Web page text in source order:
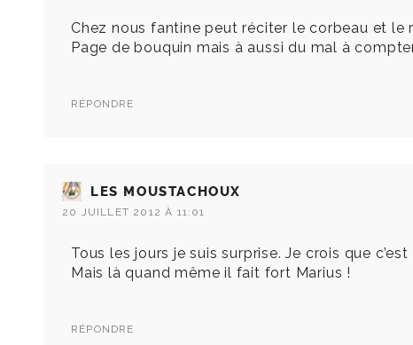
Chez nous fantine peut réciter le corbeau et le
Page de bouquin mais à aussi du mal à
RÉPONDRE
LES MOUSTACHOUX
20 JUILLET 2012 À 11:01
Tous les jours je suis surprise. Je crois que
Mais là quand même il fait fort Marius !
RÉPONDRE